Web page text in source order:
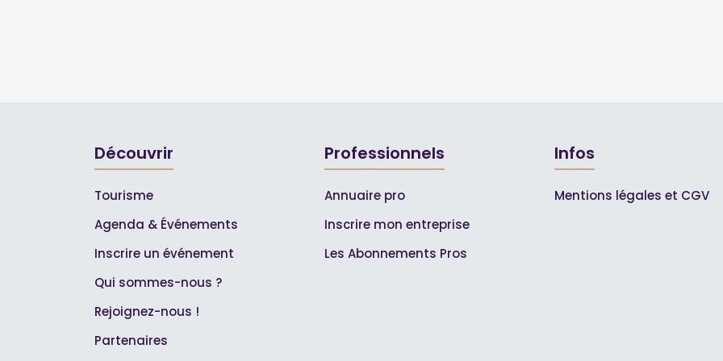
Découvrir
Tourisme
Agenda & Événements
Inscrire un événement
Qui sommes-nous ?
Rejoignez-nous !
Partenaires
Professionnels
Annuaire pro
Inscrire mon entreprise
Les Abonnements Pros
Infos
Mentions légales et CGV